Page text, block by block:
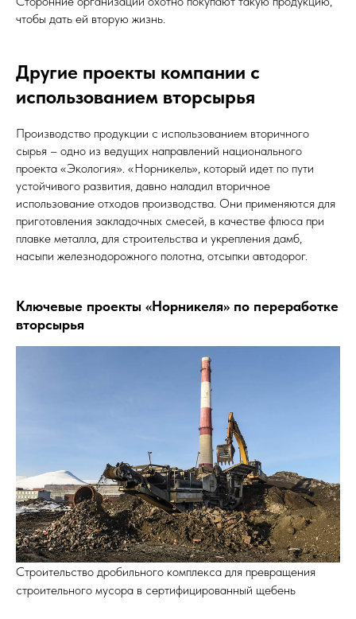
чтобы дать ей вторую жизнь.
Другие проекты компании с
использованием вторсырья
Производство продукции с использованием вторичного
сырья – одно из ведущих направлений национального
проекта «Экология». «Норникель», который идет по пути
устойчивого развития, давно наладил вторичное
использование отходов производства. Они применяются для
приготовления закладочных смесей, в качестве флюса при
плавке металла, для строительства и укрепления дамб,
насыпи железнодорожного полотна, отсыпки автодорог.
Ключевые проекты «Норникеля» по переработке
вторсырья
Строительство дробильного комплекса для превращения
строительного мусора в сертифицированный щебень